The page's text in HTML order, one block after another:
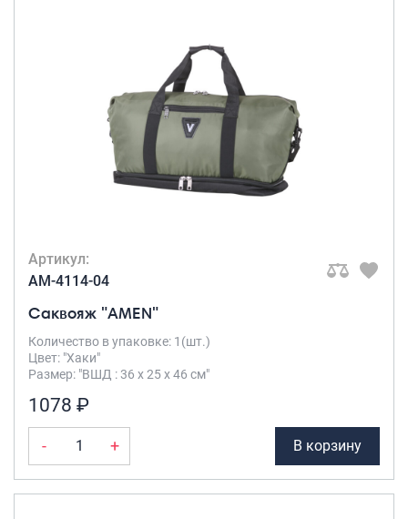
Артикул:
AM-4114-04
Саквояж "AMEN"
Количество в упаковке: 1(шт.)
Цвет: "Хаки"
Размер: "ВШД : 36 х 25 х 46 см"
1078 ₽
- + В корзину